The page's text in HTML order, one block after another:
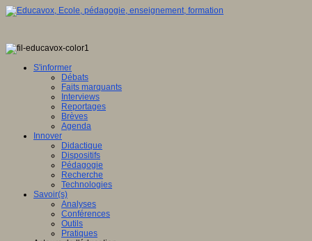
S'informer
Débats
Faits marquants
Interviews
Reportages
Brèves
Agenda
Innover
Didactique
Dispositifs
Pédagogie
Recherche
Technologies
Savoir(s)
Analyses
Conférences
Outils
Pratiques